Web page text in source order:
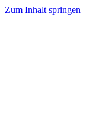
Zum Inhalt springen